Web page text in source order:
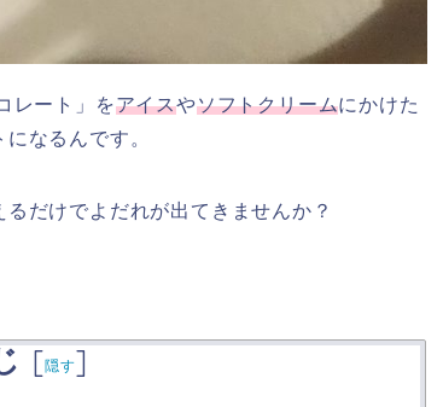
レート」をアイスやソフトクリームにかけた
なるんです。
だけでよだれが出てきませんか？
[隠す]